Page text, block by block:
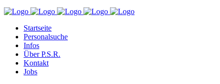
Startseite
Personalsuche
Infos
Über P.S.R.
Kontakt
Jobs